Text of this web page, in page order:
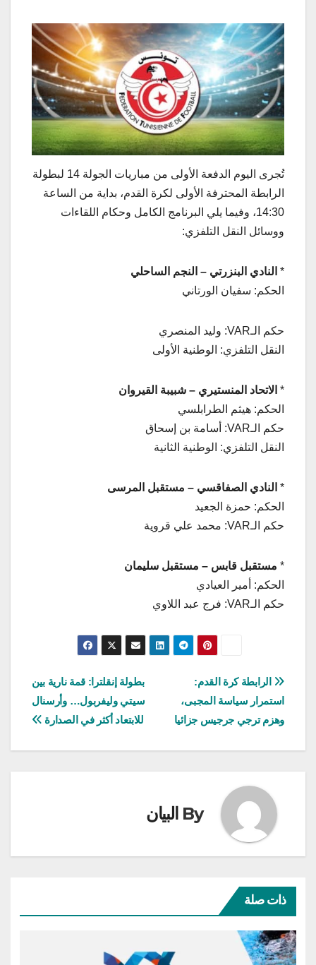
تُجرى اليوم الدفعة الأولى من مباريات الجولة 14 لبطولة
الرابطة المحترفة الأولى لكرة القدم، بداية من الساعة
14:30، وفيما يلي البرنامج الكامل وحكام اللقاءات
ووسائل النقل التلفزي:
* النادي البنزرتي – النجم الساحلي
الحكم: سفيان الورتاني
حكم الـVAR: وليد المنصري
النقل التلفزي: الوطنية الأولى
* الاتحاد المنستيري – شبيبة القيروان
الحكم: هيثم الطرابلسي
حكم الـVAR: أسامة بن إسحاق
النقل التلفزي: الوطنية الثانية
* النادي الصفاقسي – مستقبل المرسى
الحكم: حمزة الجعيد
حكم الـVAR: محمد علي قروية
* مستقبل قابس – مستقبل سليمان
الحكم: أمير العيادي
حكم الـVAR: فرج عبد اللاوي
تصفّح
المقالات
بطولة إنقلترا: قمة نارية بين
سيتي وليفربول… وأرسنال
للابتعاد أكثر في الصدارة
الرابطة كرة القدم:
استمرار سياسة المجبى،
وهزم ترجي جرجيس جزائيا
By البيان
ذات صلة